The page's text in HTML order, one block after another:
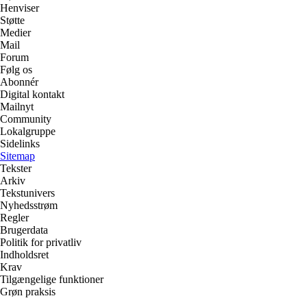
Henviser
Støtte
Medier
Mail
Forum
Følg os
Abonnér
Digital kontakt
Mailnyt
Community
Lokalgruppe
Sidelinks
Sitemap
Tekster
Arkiv
Tekstunivers
Nyhedsstrøm
Regler
Brugerdata
Politik for privatliv
Indholdsret
Krav
Tilgængelige funktioner
Grøn praksis